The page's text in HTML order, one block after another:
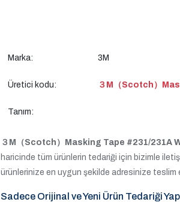
Marka: 3M
Üretici kodu: ３M（Scotch）
Tanım:
３M（Scotch）Masking Tape #231/231A
haricinde tüm ürünlerin tedariği için bizimle
ürünlerinize en uygun şekilde adresinize teslim
Sadece Orijinal ve Yeni Ürün Tedariği